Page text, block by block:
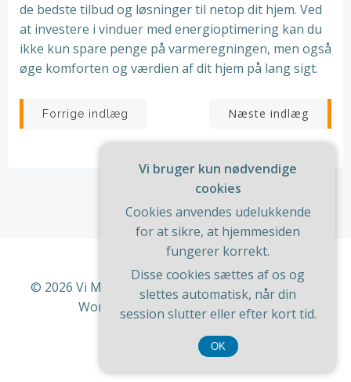
de bedste tilbud og løsninger til netop dit hjem. Ved
at investere i vinduer med energioptimering kan du
ikke kun spare penge på varmeregningen, men også
øge komforten og værdien af dit hjem på lang sigt.
Indlægsnavigation
Forrige indlæg Næste indlæg
© 2026 Vi Med Hus Og Have. Bygget ved at bruge
WordPress og
ColibriWP Theme .
Vi bruger kun nødvendige
cookies
Cookies anvendes udelukkende
for at sikre, at hjemmesiden
fungerer korrekt.
Disse cookies sættes af os og
slettes automatisk, når din
session slutter eller efter kort tid.
OK